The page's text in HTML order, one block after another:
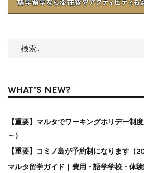
WHAT’S NEW?
【重要】マルタでワーキングホリデー制
～）
【重要】コミノ島が予約制になります（
マルタ留学ガイド｜費用・語学学校・体